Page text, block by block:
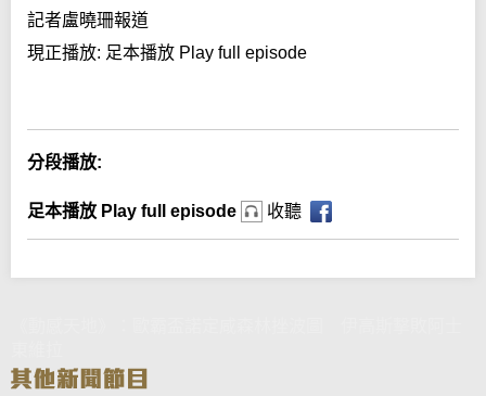
記者盧曉珊報道
現正播放: 足本播放 Play full episode
分段播放:
足本播放 Play full episode 收聽